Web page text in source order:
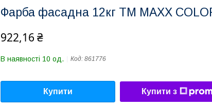
Фарба фасадна 12кг ТМ MAXX
922,16 ₴
В наявності 10 од. Код: 861776
Купити Купити з